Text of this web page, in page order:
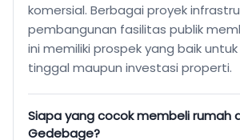
komersial. Berbagai proyek
pembangunan fasilitas publik
ini memiliki prospek yang baik
tinggal maupun investasi properti.
Siapa yang cocok membeli rumah
Gedebage?